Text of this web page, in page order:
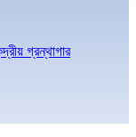
গ্রন্থাগার